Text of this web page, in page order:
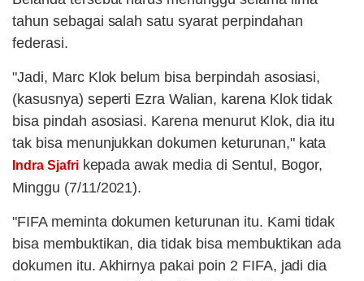
tahun sebagai salah satu syarat perpindahan
federasi.
"Jadi, Marc Klok belum bisa berpindah asosiasi,
(kasusnya) seperti Ezra Walian, karena Klok tidak
bisa pindah asosiasi. Karena menurut Klok, dia itu
tak bisa menunjukkan dokumen keturunan," kata
Indra Sjafrikepada awak media di Sentul, Bogor,
Minggu (7/11/2021).
"FIFA meminta dokumen keturunan itu. Kami tidak
bisa membuktikan, dia tidak bisa membuktikan ada
dokumen itu. Akhirnya pakai poin 2 FIFA, jadi dia